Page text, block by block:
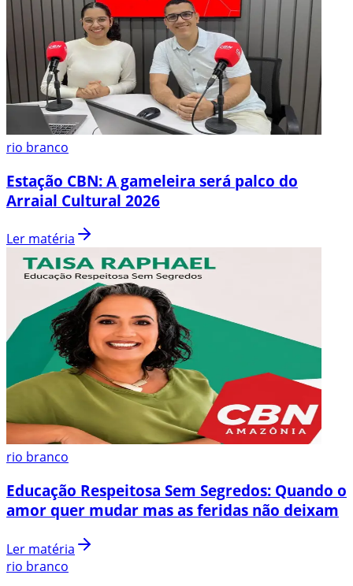
rio branco
Estação CBN: A gameleira será palco do
Arraial Cultural 2026
Ler matéria
rio branco
Educação Respeitosa Sem Segredos: Quando o
amor quer mudar mas as feridas não deixam
Ler matéria
rio branco